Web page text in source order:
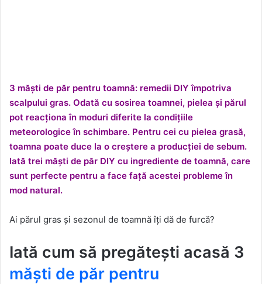
3 măști de păr pentru toamnă: remedii DIY împotriva
scalpului gras. Odată cu sosirea toamnei, pielea și părul
pot reacționa în moduri diferite la condițiile
meteorologice în schimbare. Pentru cei cu pielea grasă,
toamna poate duce la o creștere a producției de sebum.
Iată trei măști de păr DIY cu ingrediente de toamnă, care
sunt perfecte pentru a face față acestei probleme în
mod natural.
Ai părul gras și sezonul de toamnă îți dă de furcă?
Iată cum să pregătești acasă 3
măști de păr pentru